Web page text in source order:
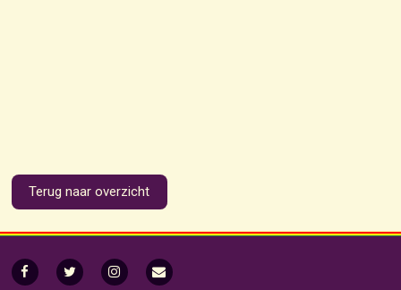
Terug naar overzicht